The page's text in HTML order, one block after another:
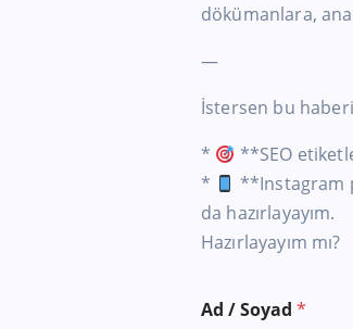
dökümanlara,
—
İstersen bu
*
**SEO
*
**Instagram
da hazırlayayım.
Hazırlayayım mı?
Ad / Soyad *